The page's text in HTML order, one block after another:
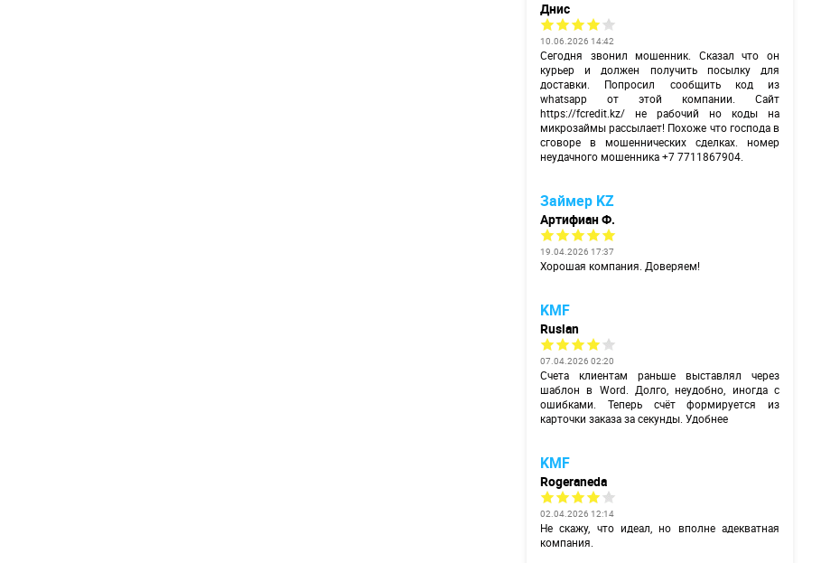
Днис
10.06.2026 14:42
Сегодня звонил мошенник. Сказал что он
курьер и должен получить посылку для
доставки. Попросил сообщить код из
whatsapp от этой компании. Сайт
https://fcredit.kz/ не рабочий но коды на
микрозаймы рассылает! Похоже что господа в
сговоре в мошеннических сделках. номер
неудачного мошенника +7 7711867904.
Займер KZ
Артифиан Ф.
19.04.2026 17:37
Хорошая компания. Доверяем!
KMF
Ruslan
07.04.2026 02:20
Счета клиентам раньше выставлял через
шаблон в Word. Долго, неудобно, иногда с
ошибками. Теперь счёт формируется из
карточки заказа за секунды. Удобнее
KMF
Rogeraneda
02.04.2026 12:14
Не скажу, что идеал, но вполне адекватная
компания.